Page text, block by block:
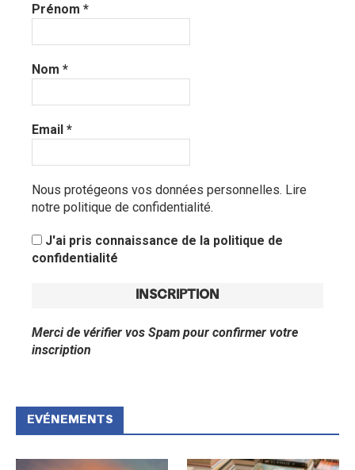
Prénom *
Nom *
Email *
Nous protégeons vos données personnelles. Lire
notre politique de confidentialité.
J'ai pris connaissance de la politique de
confidentialité
Merci de vérifier vos Spam pour confirmer votre
inscription
EVÉNEMENTS